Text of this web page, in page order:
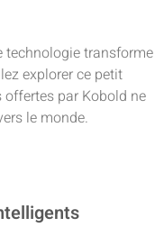
technologie transforme
explorer ce petit
par Kobold ne
le monde.